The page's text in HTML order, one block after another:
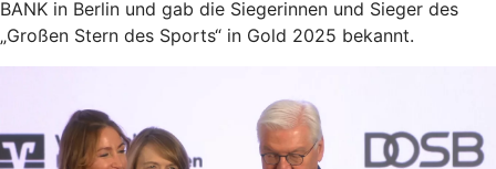
BANK in Berlin und gab die Siegerinnen und Sieger des
„Großen Stern des Sports“ in Gold 2025 bekannt.